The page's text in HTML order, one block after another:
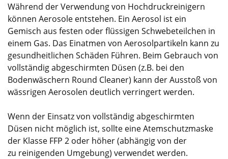
Während der Verwendung von Hochdruckreinigern
können Aerosole entstehen. Ein Aerosol ist ein
Gemisch aus festen oder flüssigen Schwebeteilchen in
einem Gas. Das Einatmen von Aerosolpartikeln kann zu
gesundheitlichen Schäden Führen. Beim Gebrauch von
vollständig abgeschirmten Düsen (z.B. bei den
Bodenwäschern Round Cleaner) kann der Ausstoß von
wässrigen Aerosolen deutlich verringert werden.
Wenn der Einsatz von vollständig abgeschirmten
Düsen nicht möglich ist, sollte eine Atemschutzmaske
der Klasse FFP 2 oder höher (abhängig von der
zu reinigenden Umgebung) verwendet werden.